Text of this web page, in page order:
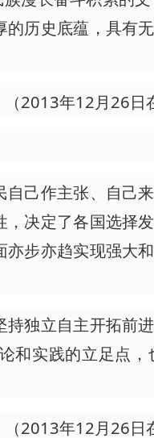
历史底蕴，具有
（2013年12月26
己作主张、自己
决定了各国选择
步亦趋实现强大
独立自主开拓前
和实践的立足点
（2013年12月26